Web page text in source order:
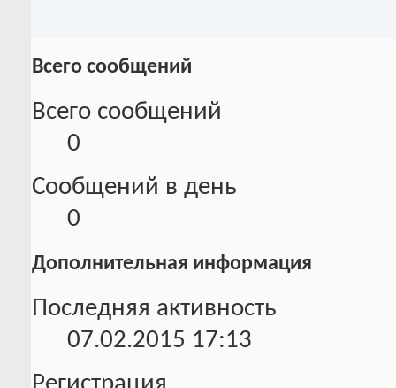
Всего сообщений
Всего сообщений
0
Сообщений в день
0
Дополнительная информация
Последняя активность
07.02.2015 17:13